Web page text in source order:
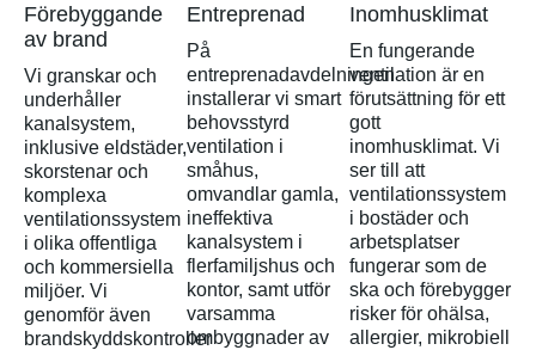
Förebyggande
av brand
Vi granskar och
underhåller
kanalsystem,
inklusive eldstäder,
skorstenar och
komplexa
ventilationssystem
i olika offentliga
och kommersiella
miljöer. Vi
genomför även
brandskyddskontroller
Entreprenad
På
entreprenadavdelningen
installerar vi smart
behovsstyrd
ventilation i
småhus,
omvandlar gamla,
ineffektiva
kanalsystem i
flerfamiljshus och
kontor, samt utför
varsamma
ombyggnader av
Inomhusklimat
En fungerande
ventilation är en
förutsättning för ett
gott
inomhusklimat. Vi
ser till att
ventilationssystem
i bostäder och
arbetsplatser
fungerar som de
ska och förebygger
risker för ohälsa,
allergier, mikrobiell